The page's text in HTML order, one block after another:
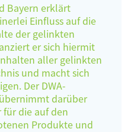
Bayern erklärt
Einfluss auf die
der gelinkten
er sich hiermit
aller gelinkten
und macht sich
Der DWA-
darüber
für die auf den
Produkte und